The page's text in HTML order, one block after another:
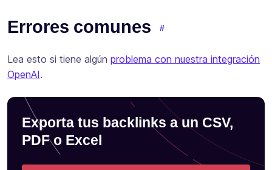
Errores comunes
Lea esto si tiene algún problema con nuestra integración
OpenAI.
Exporta tus backlinks a un CSV,
PDF o Excel